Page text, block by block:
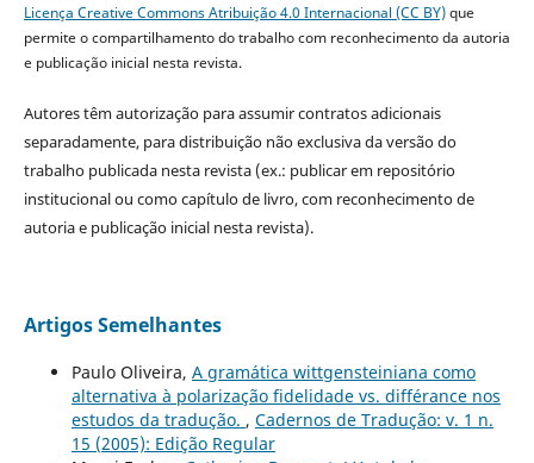
Licença Creative Commons Atribuição 4.0 Internacional (CC BY)que
permite o compartilhamento do trabalho com reconhecimento da autoria
e publicação inicial nesta revista.
Autores têm autorização para assumir contratos adicionais
separadamente, para distribuição não exclusiva da versão do
trabalho publicada nesta revista (ex.: publicar em repositório
institucional ou como capítulo de livro, com reconhecimento de
autoria e publicação inicial nesta revista).
Artigos Semelhantes
Paulo Oliveira, A gramática wittgensteiniana como
alternativa à polarização fidelidade vs. différance nos
estudos da tradução. , Cadernos de Tradução: v. 1 n.
15 (2005): Edição Regular